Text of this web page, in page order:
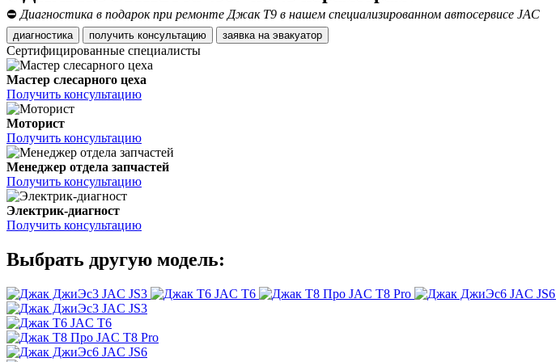
⛔ Диагностика в подарок при ремонте Джак Т9 в нашем специализированном автосервисе JAC
диагностика получить консультацию заявка на эвакуатор
Сертифицированные специалисты
Мастер слесарного цеха
Получить консультацию
Моторист
Получить консультацию
Менеджер отдела запчастей
Получить консультацию
Электрик-диагност
Получить консультацию
Выбрать другую модель:
JAC JS3 JAC T6 JAC T8 Pro JAC JS6
JAC JS3
JAC T6
JAC T8 Pro
JAC JS6